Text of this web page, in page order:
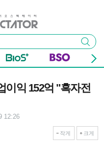
검색
이익 152억 "흑자전
12:26
작게 크게